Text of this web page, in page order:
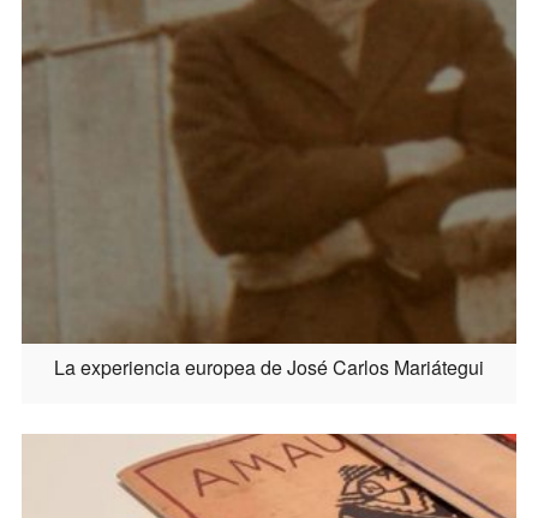
La experiencia europea de José Carlos Mariátegui